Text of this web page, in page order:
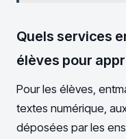
Quels services
élèves pour
Pour les élèves,
textes numérique,
déposées par les